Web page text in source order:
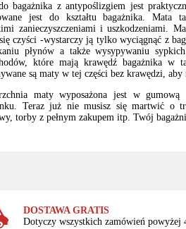
bagażnika z antypoślizgiem jest
jest do kształtu bagażnika. Mata
zanieczyszczeniami i uszkodzeniami.
czyści -wystarczy ją tylko wyciągnąć z
płynów a także wysypywaniu
które mają krawędź bagażnika w
są maty w tej części bez krawędzi, aby
maty wyposażona jest w gumową
Teraz już nie musisz się martwić o
torby z pełnym zakupem itp. Twój
DOSTAWA GRATIS
Dotyczy wszystkich zamówień powyżej